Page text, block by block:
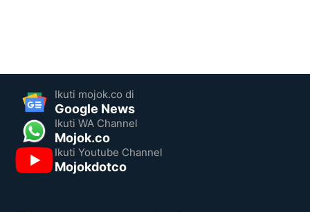
Ikuti mojok.co di
Google News
Ikuti WA Channel
Mojok.co
Ikuti Youtube Channel
Mojokdotco